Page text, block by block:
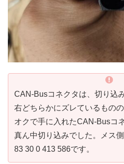
CAN-Busコネクタは、切り込
右どちらかにズレているもの
オクで手に入れたCAN-Busコ
真ん中切り込みでした。メス
83 30 0 413 586です。